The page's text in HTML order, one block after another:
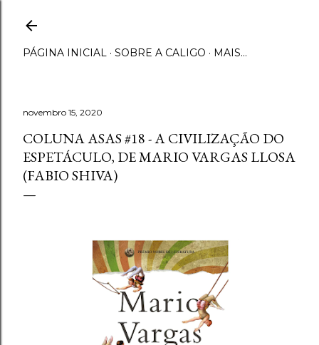
PÁGINA INICIAL SOBRE A CALIGO MAIS…
novembro 15, 2020
COLUNA ASAS #18 - A CIVILIZAÇÃO DO
ESPETÁCULO, DE MARIO VARGAS LLOSA
(FABIO SHIVA)